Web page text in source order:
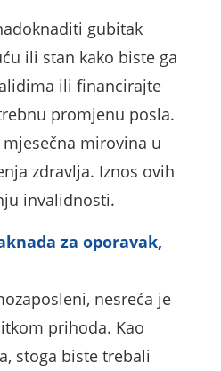
gubitak
ili stan kako biste ga
ili financirajte
promjenu posla.
mirovina u
zdravlja. Iznos ovih
invalidnosti.
za oporavak,
nesreća je
prihoda. Kao
stoga biste trebali